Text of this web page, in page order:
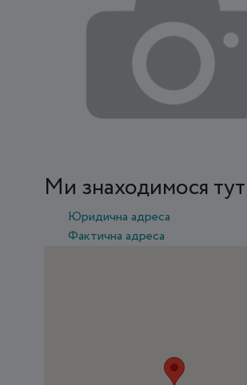
Ми знаходимося тут
Юридична адреса
Фактична адреса